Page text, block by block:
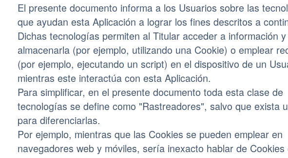
El presente documento informa a los Usuarios sobre las
que ayudan esta Aplicación a lograr los fines descritos a
Dichas tecnologías permiten al Titular acceder a información y
almacenarla (por ejemplo, utilizando una Cookie) o emplear
(por ejemplo, ejecutando un script) en el dispositivo de un
mientras este interactúa con esta Aplicación.
Para simplificar, en el presente documento toda esta clase de
tecnologías se define como "Rastreadores", salvo que exista
para diferenciarlas.
Por ejemplo, mientras que las Cookies se pueden emplear en
navegadores web y móviles, sería inexacto hablar de Cookies